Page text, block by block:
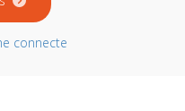
connecte